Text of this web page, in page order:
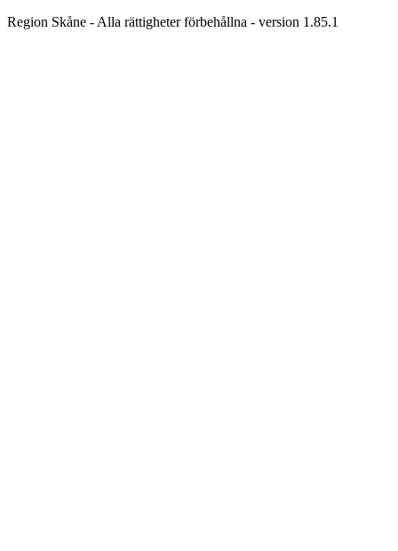
Region Skåne - Alla rättigheter förbehållna - version 1.85.1